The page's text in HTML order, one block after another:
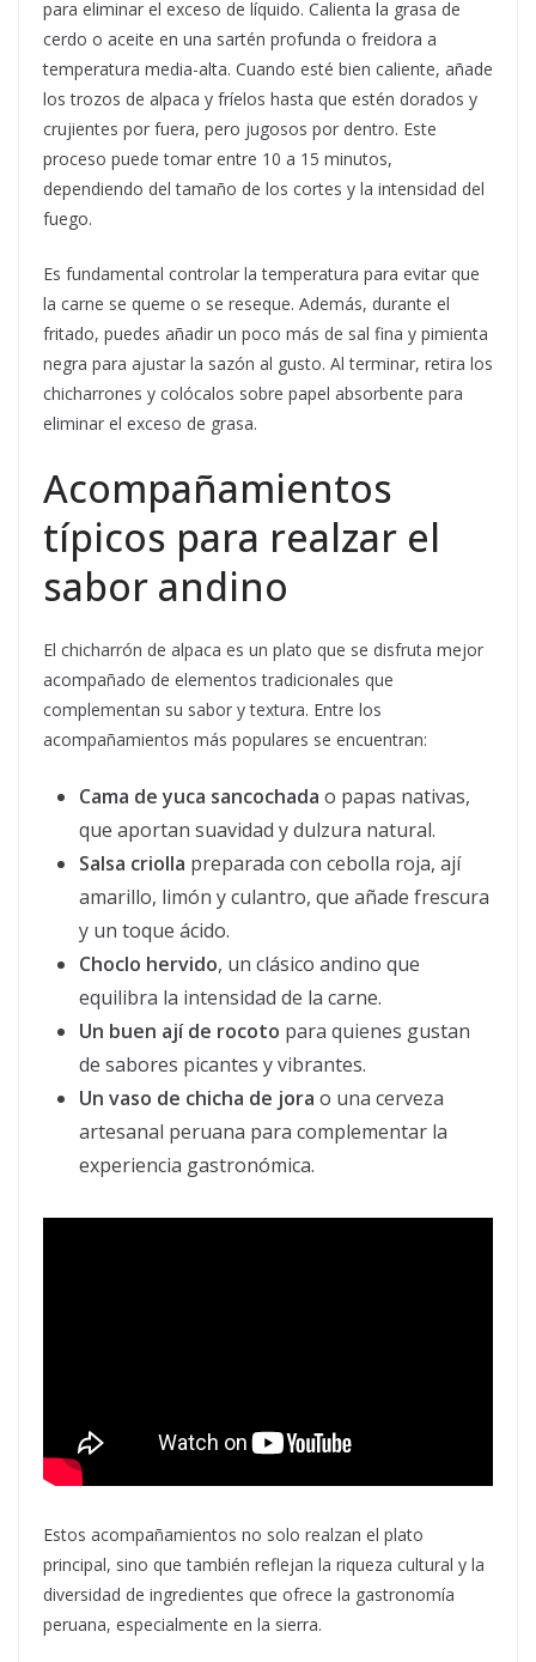
para eliminar el exceso de líquido. Calienta la grasa de
cerdo o aceite en una sartén profunda o freidora a
temperatura media-alta. Cuando esté bien caliente, añade
los trozos de alpaca y fríelos hasta que estén dorados y
crujientes por fuera, pero jugosos por dentro. Este
proceso puede tomar entre 10 a 15 minutos,
dependiendo del tamaño de los cortes y la intensidad del
fuego.
Es fundamental controlar la temperatura para evitar que
la carne se queme o se reseque. Además, durante el
fritado, puedes añadir un poco más de sal fina y pimienta
negra para ajustar la sazón al gusto. Al terminar, retira los
chicharrones y colócalos sobre papel absorbente para
eliminar el exceso de grasa.
Acompañamientos
típicos para realzar el
sabor andino
El chicharrón de alpaca es un plato que se disfruta mejor
acompañado de elementos tradicionales que
complementan su sabor y textura. Entre los
acompañamientos más populares se encuentran:
Cama de yuca sancochada o papas nativas,
que aportan suavidad y dulzura natural.
Salsa criolla preparada con cebolla roja, ají
amarillo, limón y culantro, que añade frescura
y un toque ácido.
Choclo hervido, un clásico andino que
equilibra la intensidad de la carne.
Un buen ají de rocoto para quienes gustan
de sabores picantes y vibrantes.
Un vaso de chicha de jora o una cerveza
artesanal peruana para complementar la
experiencia gastronómica.
Estos acompañamientos no solo realzan el plato
principal, sino que también reflejan la riqueza cultural y la
diversidad de ingredientes que ofrece la gastronomía
peruana, especialmente en la sierra.